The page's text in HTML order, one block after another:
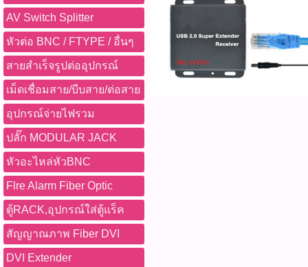
AV Switch Splitter
หัวต่อ BNC / FTYPE / อื่นๆ
สายสำเร็จรูปต่ออุปกรณ์
เม็ดเชื่อมสาย/บีบสาย/ต่อสาย
อุปกรณ์จ่ายไฟรวม
ปลั๊ก MODULAR JACK
หัวอะไหล่หัวBNC
Flre Alarm Fiber Optic
ตู้RACK,อุปกรณ์ใส่ตู้แร็ค
สัญญาณภาพ Fiber DVI
DVI Extender